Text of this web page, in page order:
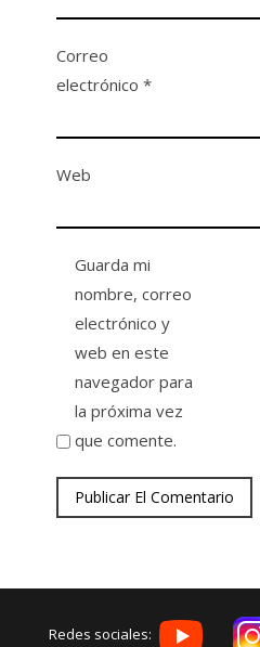
Correo
electrónico*
Web
Guarda mi
nombre, correo
electrónico y
web en este
navegador para
la próxima vez
que comente.
Redes sociales: